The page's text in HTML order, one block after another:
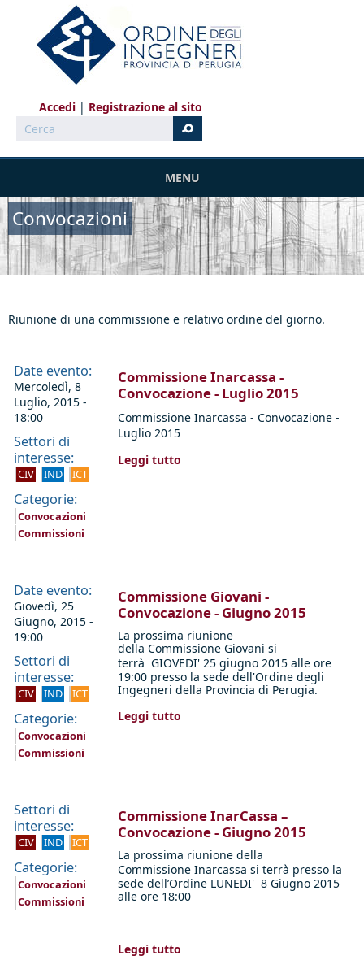
Salta al contenuto principale
Accedi
Registrazione al sito
Cerca
MENU
Convocazioni
Riunione di una commissione e relativo ordine del giorno.
Date evento:
Mercoledì, 8
Luglio, 2015 -
18:00
Settori di
interesse:
CIV IND ICT
Categorie:
Convocazioni
Commissioni
Commissione Inarcassa -
Convocazione - Luglio 2015
Commissione Inarcassa - Convocazione -
Luglio 2015
Leggi tutto
Date evento:
Giovedì, 25
Giugno, 2015 -
19:00
Settori di
interesse:
CIV IND ICT
Categorie:
Convocazioni
Commissioni
Commissione Giovani -
Convocazione - Giugno 2015
La prossima riunione
dellaCommissione Giovani si
terrà GIOVEDI' 25 giugno 2015 alle ore
19:00 presso la sededell'Ordine degli
Ingegneri della Provincia di Perugia.
Leggi tutto
Settori di
interesse:
CIV IND ICT
Categorie:
Convocazioni
Commissioni
Commissione InarCassa –
Convocazione - Giugno 2015
La prossima riunione della
CommissioneInarcassa si terrà presso la
sede dell’Ordine LUNEDI' 8 Giugno 2015
alle ore 18:00
Leggi tutto